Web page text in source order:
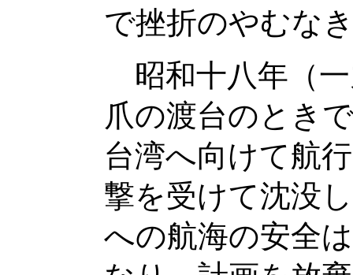
で挫折のやむな
昭和十八年（一
爪の渡台のとき
台湾へ向けて航
撃を受けて沈没
への航海の安全